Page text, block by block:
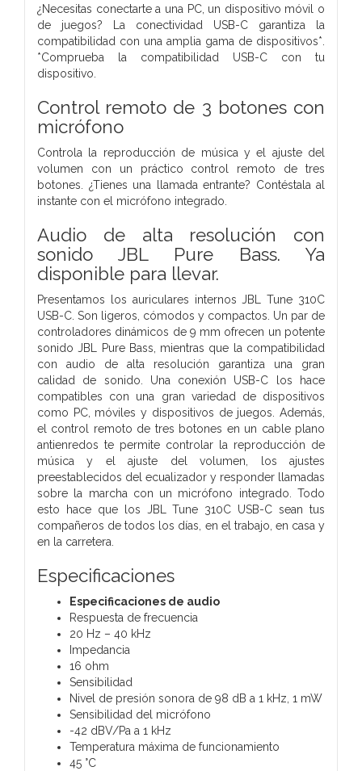
¿Necesitas conectarte a una PC, un dispositivo móvil o
de juegos? La conectividad USB-C garantiza la
compatibilidad con una amplia gama de dispositivos*.
*Comprueba la compatibilidad USB-C con tu
dispositivo.
Control remoto de 3 botones con
micrófono
Controla la reproducción de música y el ajuste del
volumen con un práctico control remoto de tres
botones. ¿Tienes una llamada entrante? Contéstala al
instante con el micrófono integrado.
Audio de alta resolución con
sonido JBL Pure Bass. Ya
disponible para llevar.
Presentamos los auriculares internos JBL Tune 310C
USB-C. Son ligeros, cómodos y compactos. Un par de
controladores dinámicos de 9 mm ofrecen un potente
sonido JBL Pure Bass, mientras que la compatibilidad
con audio de alta resolución garantiza una gran
calidad de sonido. Una conexión USB-C los hace
compatibles con una gran variedad de dispositivos
como PC, móviles y dispositivos de juegos. Además,
el control remoto de tres botones en un cable plano
antienredos te permite controlar la reproducción de
música y el ajuste del volumen, los ajustes
preestablecidos del ecualizador y responder llamadas
sobre la marcha con un micrófono integrado. Todo
esto hace que los JBL Tune 310C USB-C sean tus
compañeros de todos los días, en el trabajo, en casa y
en la carretera.
Especificaciones
Especificaciones de audio
Respuesta de frecuencia
20 Hz – 40 kHz
Impedancia
16 ohm
Sensibilidad
Nivel de presión sonora de 98 dB a 1 kHz, 1 mW
Sensibilidad del micrófono
-42 dBV/Pa a 1 kHz
Temperatura máxima de funcionamiento
45 °C